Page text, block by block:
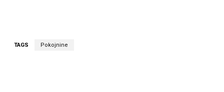
TAGS Pokojnine